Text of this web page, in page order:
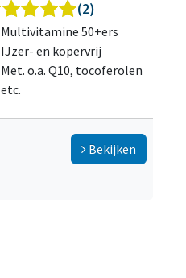
(2)
Multivitamine 50+ers
IJzer- en kopervrij
Met. o.a. Q10, tocoferolen
etc.
Bekijken